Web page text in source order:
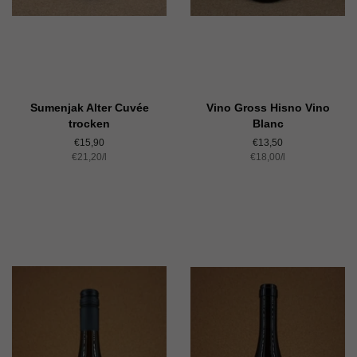
Sumenjak Alter Cuvée
trocken
Normaler
Preis
€15,90
Einzelpreis
€21,20/
Vino Gross Hisno Vino
Blanc
Normaler
Preis
€13,50
Einzelpreis
€18,00/